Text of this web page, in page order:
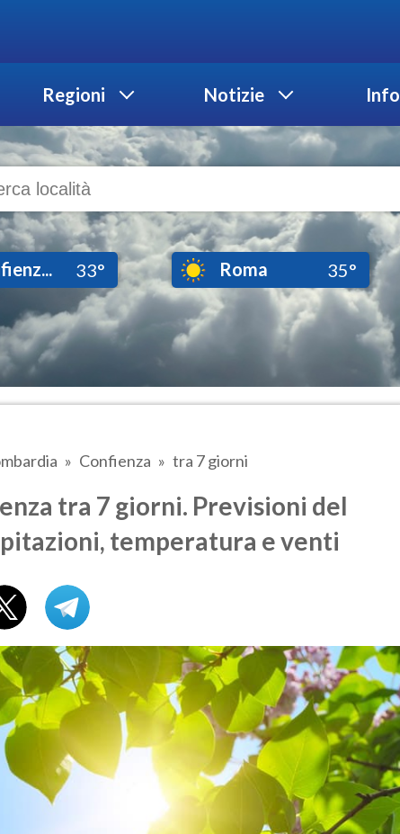
Regioni Notizie Info
33° Roma 35°
Confienza tra 7 giorni
tra 7 giorni. Previsioni del
temperatura e venti